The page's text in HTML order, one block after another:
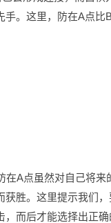
。这里，防在A点比B
在A点虽然对自己将
获胜。这里提示我们
而后才能选择出正确